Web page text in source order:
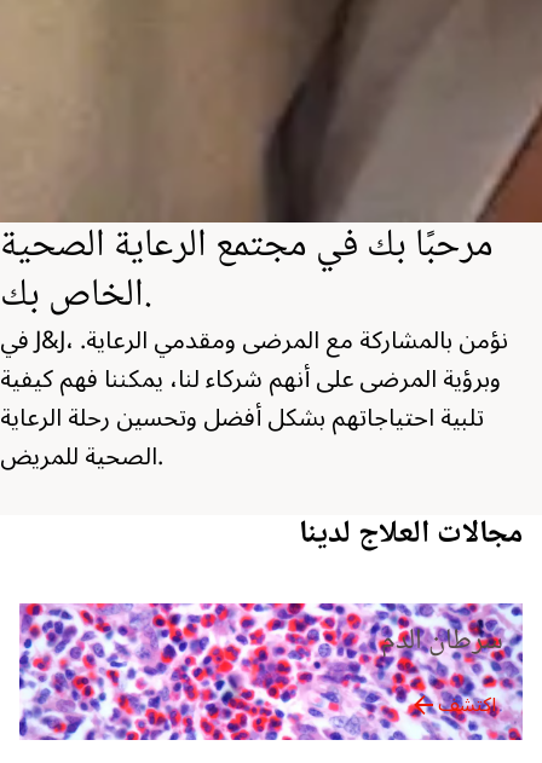
مرحبًا بك في مجتمع الرعاية الصحية
الخاص بك.
في J&J، نؤمن بالمشاركة مع المرضى ومقدمي الرعاية.
وبرؤية المرضى على أنهم شركاء لنا، يمكننا فهم كيفية
تلبية احتياجاتهم بشكل أفضل وتحسين رحلة الرعاية
الصحية للمريض.
مجالات العلاج لدينا
سرطان الدم
اكتشف